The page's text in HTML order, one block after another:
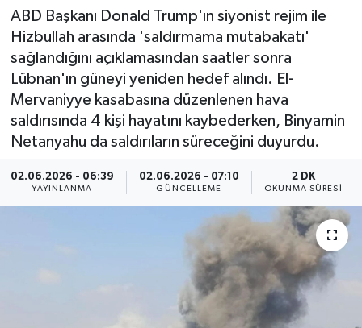
ABD Başkanı Donald Trump'ın siyonist rejim ile
Hizbullah arasında 'saldırmama mutabakatı'
sağlandığını açıklamasından saatler sonra
Lübnan'ın güneyi yeniden hedef alındı. El-
Mervaniyye kasabasına düzenlenen hava
saldırısında 4 kişi hayatını kaybederken, Binyamin
Netanyahu da saldırıların süreceğini duyurdu.
02.06.2026 - 06:39
YAYINLANMA
02.06.2026 - 07:10
GÜNCELLEME
2 DK
OKUNMA SÜRESI
Spor
Yaşam
Anali̇z
Bi̇li̇m & Teknoloji̇
Dünya